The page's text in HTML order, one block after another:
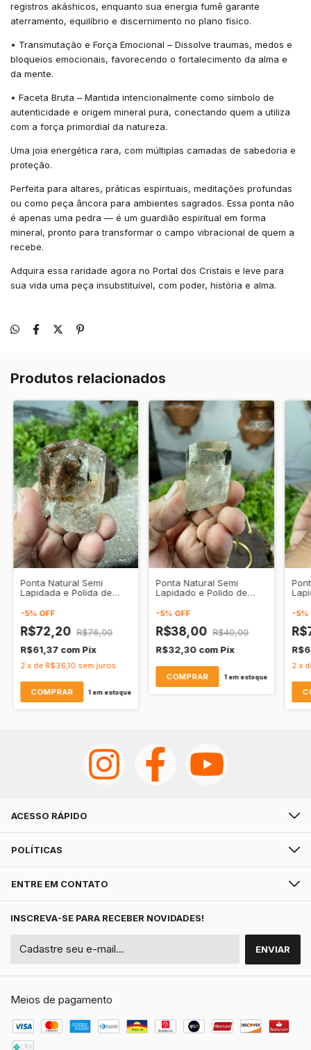
registros akáshicos, enquanto sua energia fumê garante
aterramento, equilíbrio e discernimento no plano físico.
• Transmutação e Força Emocional – Dissolve traumas, medos e
bloqueios emocionais, favorecendo o fortalecimento da alma e
da mente.
• Faceta Bruta – Mantida intencionalmente como símbolo de
autenticidade e origem mineral pura, conectando quem a utiliza
com a força primordial da natureza.
Uma joia energética rara, com múltiplas camadas de sabedoria e
proteção.
Perfeita para altares, práticas espirituais, meditações profundas
ou como peça âncora para ambientes sagrados. Essa ponta não
é apenas uma pedra — é um guardião espiritual em forma
mineral, pronto para transformar o campo vibracional de quem a
recebe.
Adquira essa raridade agora no Portal dos Cristais e leve para
sua vida uma peça insubstituível, com poder, história e alma.
Produtos relacionados
Ponta Natural Semi
Lapidada e Polida de
Transparente
-5% OFF
R$72,20 R$76,00
R$61,37 com Pix
2 x de R$36,10 sem juros
1em estoque
Ponta Natural Semi
Lapidado e Polido de
Transparente
-5% OFF
R$38,00 R$40,00
R$32,30 com Pix
1em estoque
-5%
2 x
ACESSO RÁPIDO
POLÍTICAS
ENTRE EM CONTATO
INSCREVA-SE PARA RECEBER NOVIDADES!
Meios de pagamento